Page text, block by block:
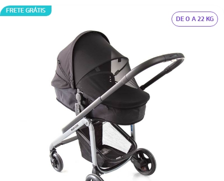
FRETE GRÁTIS
DE 0 A 22 KG